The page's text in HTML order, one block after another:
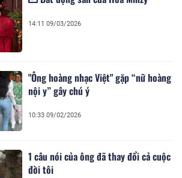
14:11 09/03/2026
"Ông hoàng nhạc Việt" gặp “nữ hoàng
nội y” gây chú ý
10:33 09/02/2026
1 câu nói của ông đã thay đổi cả cuộc
đời tôi